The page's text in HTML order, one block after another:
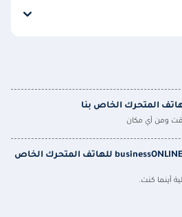
المتحرك الخاص بنا
ومن أي مكان
قم بتحميل تطبيق businessONLINE X للهاتف المتحرك الخاص
أينما كنت.